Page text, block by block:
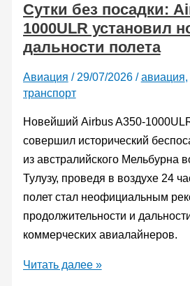
самолет
подготовили
к
полету
Сутки без посадки:
1000ULR установил
дальности полета
Авиация / 29/07/2026 /авиация,
транспорт
Новейший Airbus A350-
совершил исторический
из австралийского Мельбурна
Тулузу, проведя в воздухе 24
полет стал неофициальным
продолжительности и
коммерческих авиалайнеров.
Сутки
Читать далее »